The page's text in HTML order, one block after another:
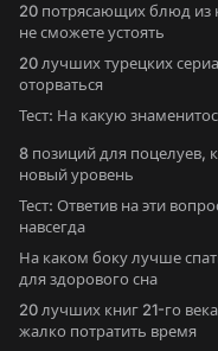
20 потрясающих блюд из
не сможете устоять
20 лучших турецких
оторваться
Тест: На какую
8 позиций для
новый уровень
Тест: Ответив на эти
навсегда
На каком боку лучше
для здорового сна
20 лучших книг 21-го
жалко потратить время